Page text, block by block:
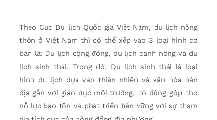
Theo Cục Du lịch Quốc gia Việt Nam, du lịch nông
thôn ở Việt Nam thì có thể xếp vào 3 loại hình cơ
bản là: Du lịch cộng đồng, du lịch canh nông và du
lịch sinh thái. Trong đó: Du lịch sinh thái là loại
hình du lịch dựa vào thiên nhiên và văn hóa bản
địa gắn với giáo dục môi trường, có đóng góp cho
nỗ lực bảo tồn và phát triển bền vững với sự tham